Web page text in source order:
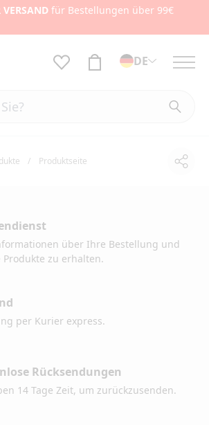
VERSANDfür Bestellungen über 99€
DE
Produktseite
über Ihre Bestellung und
Produkte zu erhalten.
per Kurier express.
Rücksendungen
14 Tage Zeit, um zurückzusenden.